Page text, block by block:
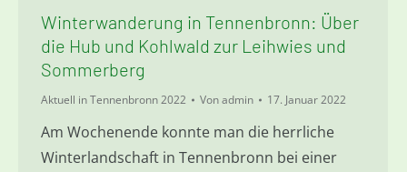
Winterwanderung in Tennenbronn: Über
die Hub und Kohlwald zur Leihwies und
Sommerberg
Aktuell in Tennenbronn 2022 Vonadmin 17. Januar 2022
Am Wochenende konnte man die herrliche
Winterlandschaft in Tennenbronn bei einer